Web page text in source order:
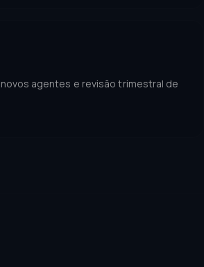
agentes e revisão trimestral de